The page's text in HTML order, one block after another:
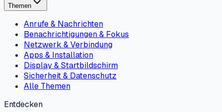
Themen
Anrufe & Nachrichten
Benachrichtigungen & Fokus
Netzwerk & Verbindung
Apps & Installation
Display & Startbildschirm
Sicherheit & Datenschutz
Alle Themen
Entdecken